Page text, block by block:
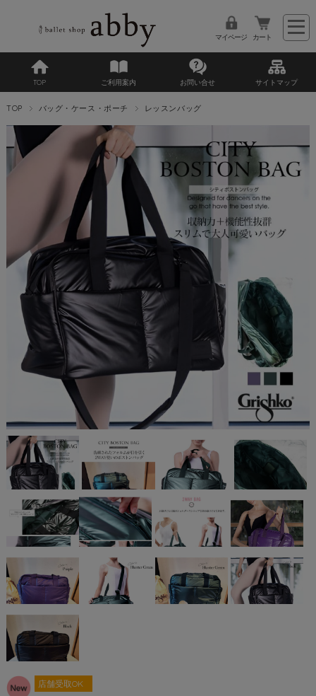
マイページ カート
TOP ご利用案内 お問い合せ サイトマップ
TOP バッグ・ケース・ポーチ レッスンバッグ
店舗受取OK